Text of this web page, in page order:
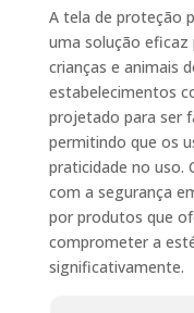
A tela de proteção
uma solução eficaz
crianças e animais
estabelecimentos
projetado para ser
permitindo que os
praticidade no uso.
com a segurança
por produtos que
comprometer a
significativamente.